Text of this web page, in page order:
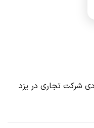
شرکت تجاری در یزد